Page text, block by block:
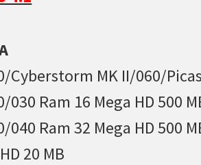
Cyberstorm MK II/060/
030 Ram 16 Mega HD 500
040 Ram 32 Mega HD 500
20 MB